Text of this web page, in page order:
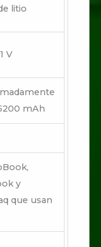
litio
V
mAh
y
que usan